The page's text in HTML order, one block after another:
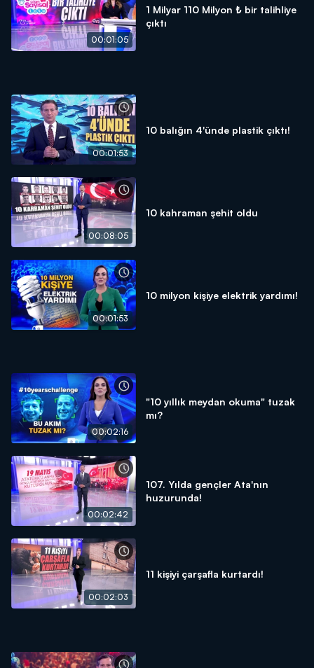
00:01:05
1 Milyar 110 Milyon ₺ bir talihliye
çıktı
00:01:53
10 balığın 4'ünde plastik çıktı!
00:08:05
10 kahraman şehit oldu
00:01:53
10 milyon kişiye elektrik yardımı!
00:02:16
"10 yıllık meydan okuma" tuzak
mı?
00:02:42
107. Yılda gençler Ata'nın
huzurunda!
00:02:03
11 kişiyi çarşafla kurtardı!